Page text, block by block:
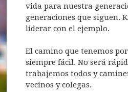
vida para nuestra
generaciones que siguen.
liderar con el ejemplo.
El camino que tenemos
siempre fácil. No será
trabajemos todos y
vecinos y colegas.